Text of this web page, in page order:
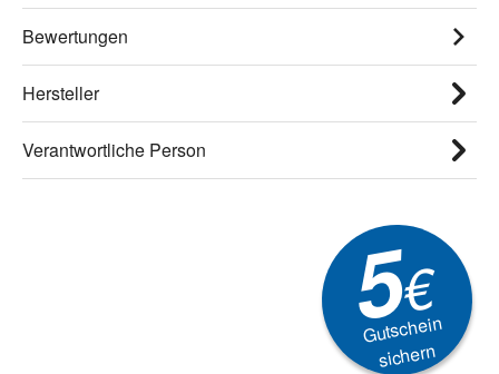
Bewertungen
Hersteller
Verantwortliche Person
5€
Gutschein
sichern